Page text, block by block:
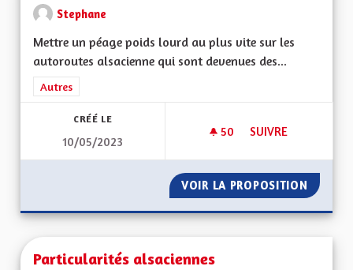
Stephane
Mettre un péage poids lourd au plus vite sur les
autoroutes alsacienne qui sont devenues des...
Filtrer les résultats de la catégorie : Autres
Autres
CRÉÉ LE
10/05/2023
50 50 ABONNÉS
SUIVRE
VOIR LA PROPOSITION
Particularités alsaciennes